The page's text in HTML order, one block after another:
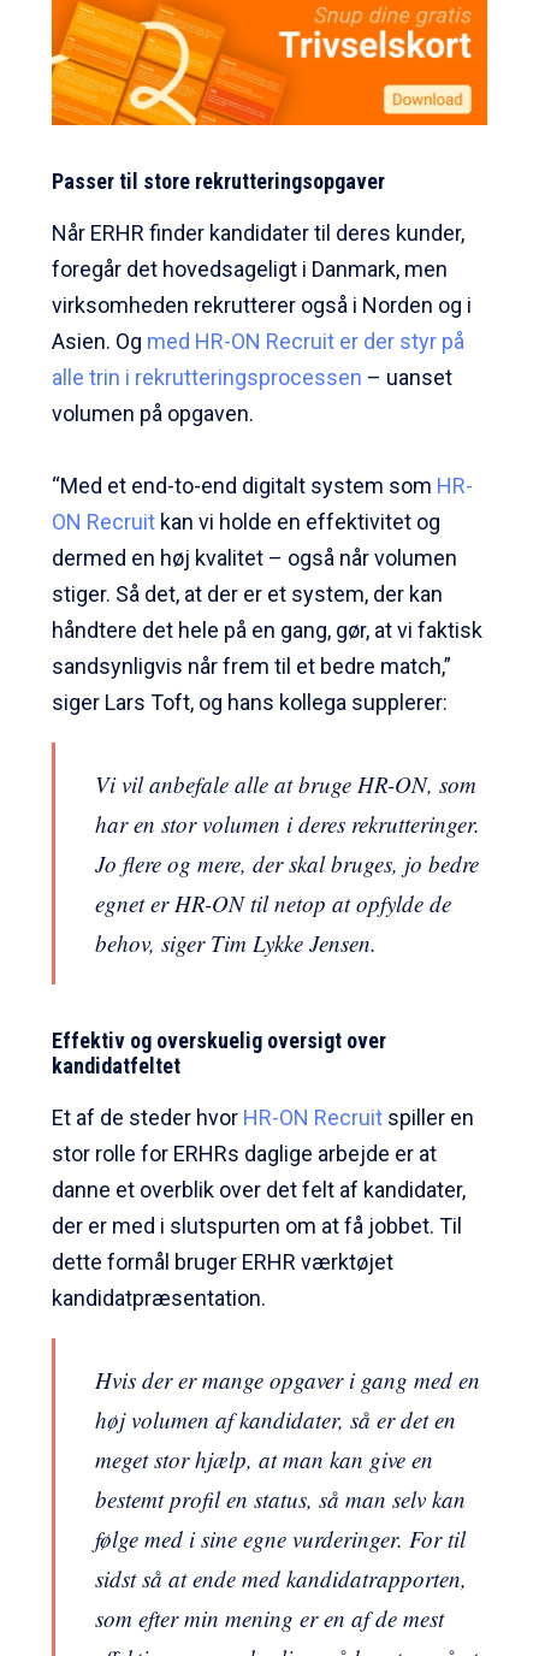
Passer til store rekrutteringsopgaver
Når ERHR finder kandidater til deres kunder,
foregår det hovedsageligt i Danmark, men
virksomheden rekrutterer også i Norden og i
Asien. Og med HR-ON Recruit er der styr på
alle trin i rekrutteringsprocessen – uanset
volumen på opgaven.
“Med et end-to-end digitalt system som HR-
ON Recruitkan vi holde en effektivitet og
dermed en høj kvalitet – også når volumen
stiger. Så det, at der er et system, der kan
håndtere det hele på en gang, gør, at vi faktisk
sandsynligvis når frem til et bedre match,”
siger Lars Toft, og hans kollega supplerer:
Vi vil anbefale alle at bruge HR-ON, som
har en stor volumen i deres rekrutteringer.
Jo flere og mere, der skal bruges, jo bedre
egnet er HR-ON til netop at opfylde de
behov, siger Tim Lykke Jensen.
Effektiv og overskuelig oversigt over
kandidatfeltet
Et af de steder hvor HR-ON Recruitspiller en
stor rolle for ERHRs daglige arbejde er at
danne et overblik over det felt af kandidater,
der er med i slutspurten om at få jobbet. Til
dette formål bruger ERHR værktøjet
kandidatpræsentation.
Hvis der er mange opgaver i gang med en
høj volumen af kandidater, så er det en
meget stor hjælp, at man kan give en
bestemt profil en status, så man selv kan
følge med i sine egne vurderinger. For til
sidst så at ende med kandidatrapporten,
som efter min mening er en af de mest